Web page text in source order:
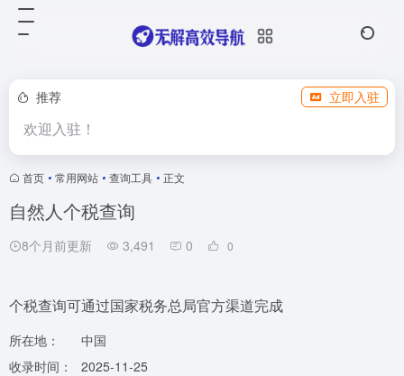
推荐 立即入驻
欢迎入驻！
首页 • 常用网站 • 查询工具 • 正文
自然人个税查询
8个月前更新 3,491 0 0
个税查询可通过国家税务总局官方渠道完成
所在地：
中国
收录时间：
2025-11-25